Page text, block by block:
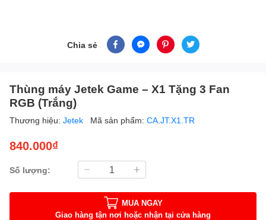
Chia sẻ
Thùng máy Jetek Game – X1 Tặng 3 Fan
RGB (Trắng)
Thương hiệu: Jetek Mã sản phẩm: CA.JT.X1.TR
840.000₫
Số lượng:
MUA NGAY
Giao hàng tận nơi hoặc nhận tại cửa hàng